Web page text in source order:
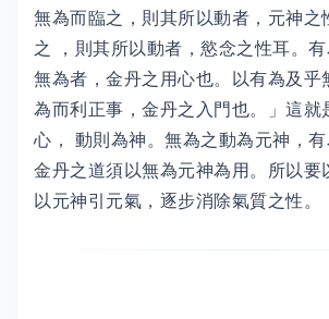
無為而臨之，則其所以動者，元神之
之 ，則其所以動者，慾念之性耳。有
無為者，金丹之用心也。以有為及乎
為而利正事，金丹之入門也。」這就
心， 動則為神。無為之動為元神，有
金丹之道須以無為元神為用。所以要
以元神引元氣，逐步消除氣質之性。